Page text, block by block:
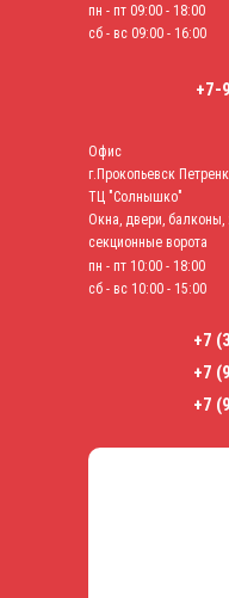
пн - пт 09:00 - 18:00
сб - вс 09:00 - 16:00
пн - пт 10:00 - 18:00
сб - вс 10:00 - 15:00
+7
Офис
г.Прокопьевск
ТЦ "Солнышко"
Окна, двери, балконы,
секционные ворота
+7-
+7
+7